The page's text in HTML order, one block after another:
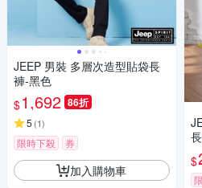
JEEP 男裝 多層次造型貼袋長
褲-黑色
$1,692 86折
5 (1)
限時下殺 券
加入購物車
$